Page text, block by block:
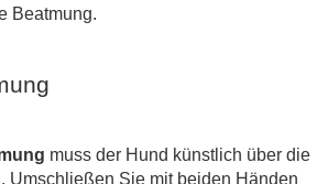
Beatmung.
muss der Hund künstlich über die
Umschließen Sie mit beiden Händen